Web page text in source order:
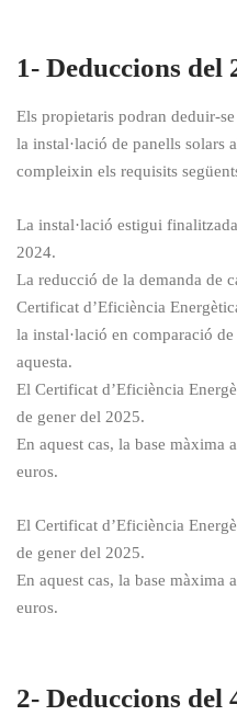
1- Deduccions del
Els propietaris podran deduir-
la instal·lació de panells solars
compleixin els requisits
La instal·lació estigui
2024.
La reducció de la demanda de
Certificat d’Eficiència
la instal·lació en comparació
aquesta.
El Certificat d’Eficiència
de gener del 2025.
En aquest cas, la base màxima
euros.
El Certificat d’Eficiència
de gener del 2025.
En aquest cas, la base màxima
euros.
2- Deduccions del